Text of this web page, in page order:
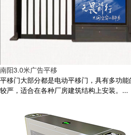
南阳3.0米广告平移
平移门大部分都是电动平移门，具有多功
较严，适合在各种厂房建筑结构上安装。...